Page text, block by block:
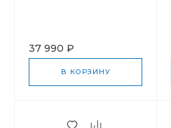
37 990 ₽
В КОРЗИНУ